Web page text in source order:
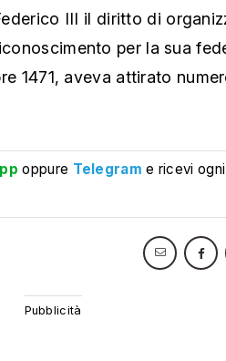
III il diritto di
per la sua
1471, aveva attirato
oppure Telegram e ricevi